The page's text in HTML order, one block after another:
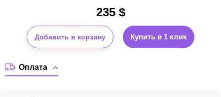
235$
Добавить в корзину Купить в 1 клик
Оплата